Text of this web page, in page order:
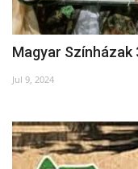
Magyar Színházak
Jul 9, 2024